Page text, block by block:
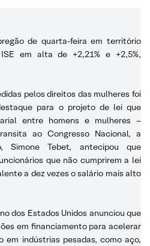
de quarta-feira em território
em alta de +2,21% e +2,5%,
pelos direitos das mulheres foi
para o projeto de lei que
entre homens e mulheres –
ao Congresso Nacional, a
Simone Tebet, antecipou que
que não cumprirem a lei
a dez vezes o salário mais alto
dos Estados Unidos anunciou que
em financiamento para acelerar
em indústrias pesadas, como aço,